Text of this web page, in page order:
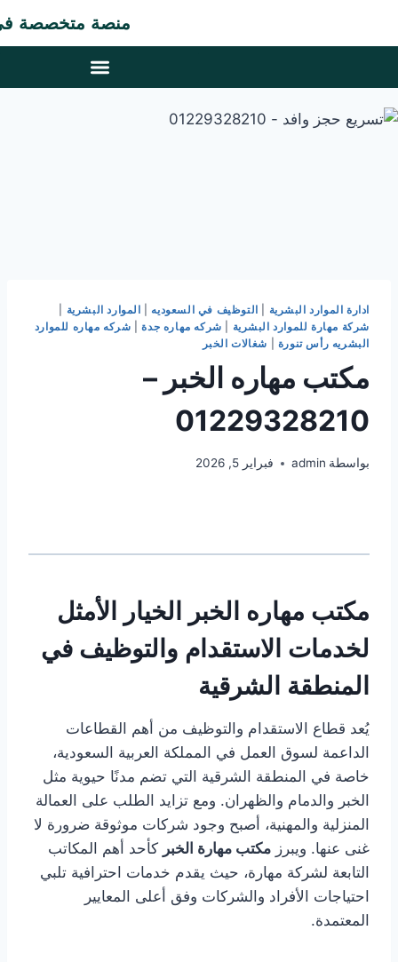
منصة متخصصة في
ادارة الموارد البشرية التوظيف في السعوديه الموارد البشرية
شركة مهارة للموارد البشرية
شركه مهاره جدة| شركه مهاره للموارد
البشريه رأس تنورة
شغالات الخبر
مكتب مهاره الخبر –
01229328210
بواسطة admin فبراير 5, 2026
مكتب مهاره الخبر الخيار الأمثل
لخدمات الاستقدام والتوظيف في
المنطقة الشرقية
يُعد قطاع الاستقدام والتوظيف من أهم القطاعات
الداعمة لسوق العمل في المملكة العربية السعودية،
خاصة في المنطقة الشرقية التي تضم مدنًا حيوية مثل
الخبر والدمام والظهران. ومع تزايد الطلب على العمالة
المنزلية والمهنية، أصبح وجود شركات موثوقة ضرورة لا
غنى عنها. ويبرز مكتب مهارة الخبر كأحد أهم المكاتب
التابعة لشركة مهارة، حيث يقدم خدمات احترافية تلبي
احتياجات الأفراد والشركات وفق أعلى المعايير
المعتمدة.